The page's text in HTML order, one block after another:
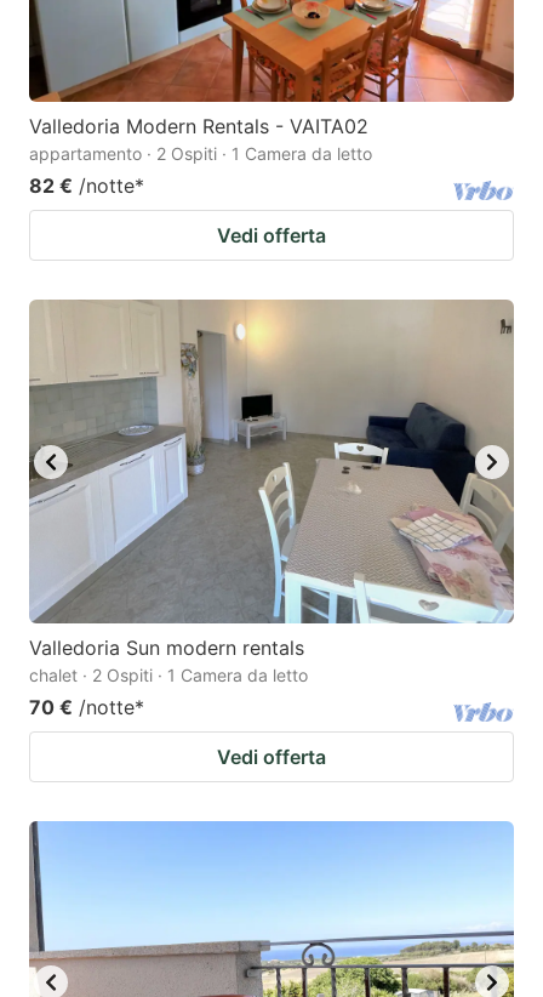
Valledoria Modern Rentals - VAITA02
appartamento · 2 Ospiti · 1 Camera da letto
82 € /notte*
Vedi offerta
Valledoria Sun modern rentals
chalet · 2 Ospiti · 1 Camera da letto
70 € /notte*
Vedi offerta